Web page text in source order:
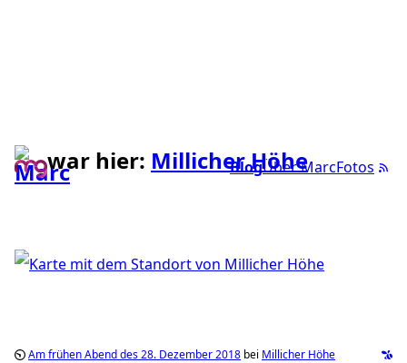
BlogÜber MarcFotos
war hier: Millicher Höhe
Am frühen Abend des 28. Dezember 2018 bei Millicher Höhe